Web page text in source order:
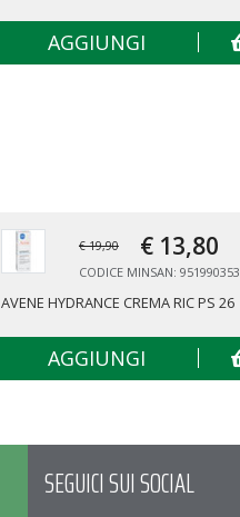
AGGIUNGI
€ 19,90 € 13,80
CODICE MINSAN: 951990353
AVENE HYDRANCE CREMA RIC PS 26
AGGIUNGI
SEGUICI SUI SOCIAL